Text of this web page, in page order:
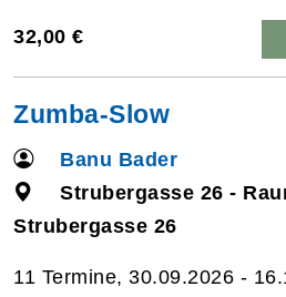
32,00 €
Zumba-Slow
Banu Bader
Strubergasse 26 -
Strubergasse 26
11 Termine, 30.09.2026 -